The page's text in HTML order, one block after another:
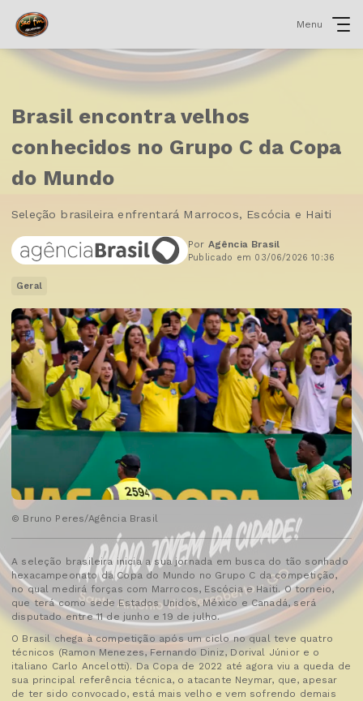
Menu
Brasil encontra velhos
conhecidos no Grupo C da Copa
do Mundo
Seleção brasileira enfrentará Marrocos, Escócia e Haiti
Por Agência Brasil
Publicado em 03/06/2026 10:36
Geral
© Bruno Peres/Agência Brasil
A seleção brasileira inicia a sua jornada em busca do tão sonhado
hexacampeonato da Copa do Mundo no Grupo C da competição,
no qual medirá forças com Marrocos, Escócia e Haiti. O torneio,
que terá como sede Estados Unidos, México e Canadá, será
disputado entre 11 de junho e 19 de julho.
O Brasil chega à competição após um ciclo no qual teve quatro
técnicos (Ramon Menezes, Fernando Diniz, Dorival Júnior e o
italiano Carlo Ancelotti). Da Copa de 2022 até agora viu a queda de
sua principal referência técnica, o atacante Neymar, que, apesar
de ter sido convocado, está mais velho e vem sofrendo demais